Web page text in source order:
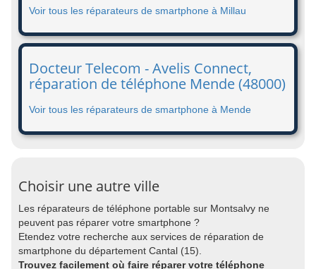
Voir tous les réparateurs de smartphone à Millau
Docteur Telecom - Avelis Connect,
réparation de téléphone Mende (48000)
Voir tous les réparateurs de smartphone à Mende
Choisir une autre ville
Les réparateurs de téléphone portable sur Montsalvy ne
peuvent pas réparer votre smartphone ?
Etendez votre recherche aux services de réparation de
smartphone du département Cantal (15).
Trouvez facilement où faire réparer votre téléphone